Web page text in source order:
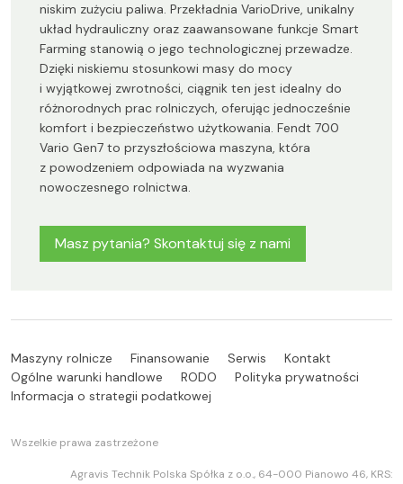
niskim zużyciu paliwa. Przekładnia VarioDrive, unikalny
układ hydrauliczny oraz zaawansowane funkcje Smart
Farming stanowią o jego technologicznej przewadze.
Dzięki niskiemu stosunkowi masy do mocy
i wyjątkowej zwrotności, ciągnik ten jest idealny do
różnorodnych prac rolniczych, oferując jednocześnie
komfort i bezpieczeństwo użytkowania. Fendt 700
Vario Gen7 to przyszłościowa maszyna, która
z powodzeniem odpowiada na wyzwania
nowoczesnego rolnictwa.
Masz pytania? Skontaktuj się z nami
Maszyny rolnicze Finansowanie Serwis
Kontakt
Ogólne warunki handlowe
RODO
Polityka prywatności
Informacja o strategii podatkowej
Wszelkie prawa zastrzeżone
Agravis Technik Polska Spółka z o.o., 64-000 Pianowo 46, KRS: